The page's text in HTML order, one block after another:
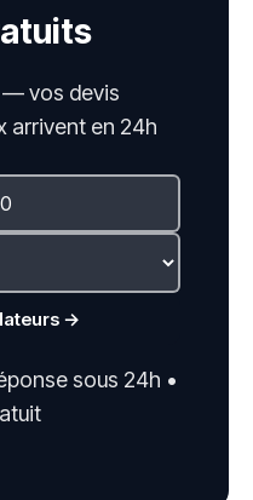
— vos devis
arrivent en 24h
→
sous 24h •